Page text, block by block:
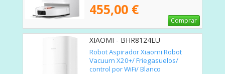
455,00 €
Comprar
XIAOMI - BHR8124EU
Robot Aspirador Xiaomi Robot
Vacuum X20+/ Friegasuelos/
control por WiFi/ Blanco